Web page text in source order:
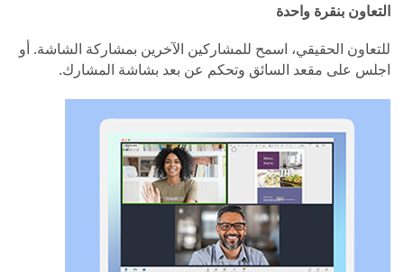
التعاون بنقرة واحدة
للتعاون الحقيقي، اسمح للمشاركين الآخرين بمشاركة الشاشة. أو
اجلس على مقعد السائق وتحكم عن بعد بشاشة المشارك.